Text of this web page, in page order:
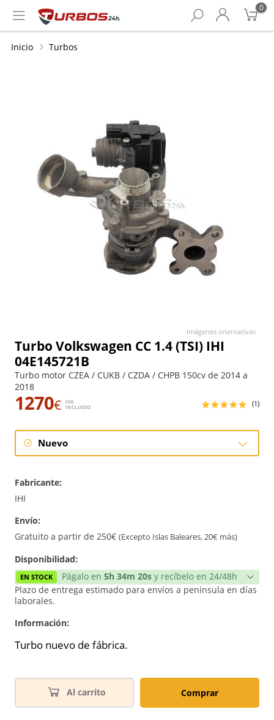
0
Inicio Turbos
Turbo Volkswagen CC 1.4 (TSI) IHI
04E145721B
Turbo motor CZEA / CUKB / CZDA / CHPB 150cv de 2014 a
2018
1270€
IVA
INCLUIDO
(1)
Nuevo
Fabricante:
IHI
Envío:
Gratuito a partir de 250€ (Excepto Islas Baleares, 20€ más)
Disponibilidad:
EN STOCK Págalo en 5h 34m 20s y recíbelo en 24/48h
Plazo de entrega estimado para envíos a península en días
laborales.
Información:
Turbo nuevo de fábrica.
Al carrito Comprar
Imágenes orientativas